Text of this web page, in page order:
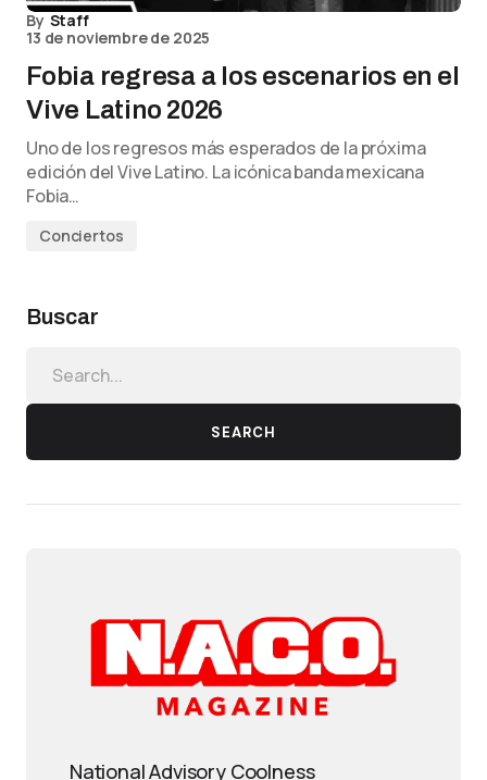
By Staff
13 de noviembre de 2025
Fobia regresa a los escenarios en el
Vive Latino 2026
Uno de los regresos más esperados de la próxima
edición del Vive Latino. La icónica banda mexicana
Fobia…
Conciertos
Buscar
SEARCH
National Advisory Coolness